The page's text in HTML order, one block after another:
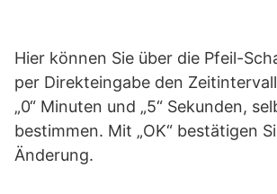
Hier können Sie über die Pfeil-
per Direkteingabe den
„0“ Minuten und „5“ Sekunden,
bestimmen. Mit „OK“ bestätigen
Änderung.